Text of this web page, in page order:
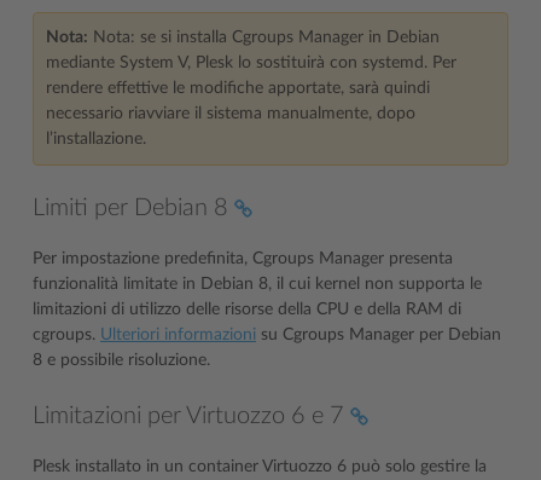
Nota: Nota: se si installa Cgroups Manager in Debian
mediante System V, Plesk lo sostituirà con systemd. Per
rendere effettive le modifiche apportate, sarà quindi
necessario riavviare il sistema manualmente, dopo
l’installazione.
Limiti per Debian 8
Per impostazione predefinita, Cgroups Manager presenta
funzionalità limitate in Debian 8, il cui kernel non supporta le
limitazioni di utilizzo delle risorse della CPU e della RAM di
cgroups. Ulteriori informazioni su Cgroups Manager per Debian
8 e possibile risoluzione.
Limitazioni per Virtuozzo 6 e 7
Plesk installato in un container Virtuozzo 6 può solo gestire la